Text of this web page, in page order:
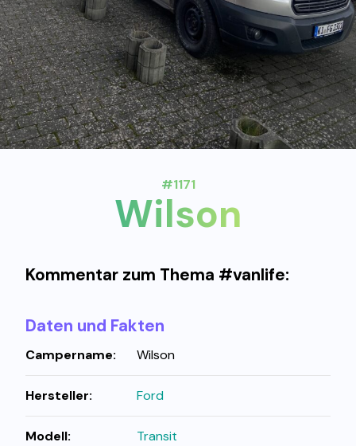
#1171
Wilson
Kommentar zum Thema #vanlife:
Daten und Fakten
Campername: Wilson
Hersteller: Ford
Modell: Transit